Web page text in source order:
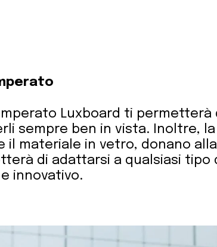
Luxboard ti
sempre ben in vista. Inoltre, la
il materiale in vetro, donano
di adattarsi a qualsiasi tipo
innovativo.